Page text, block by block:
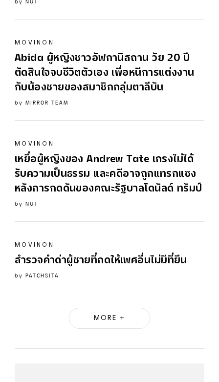
by NUT
MOVINON
Abida ผู้หญิงชาวอัฟกานิสถาน วัย 20 ปี
ตัดสินใจจบชีวิตตัวเอง เพื่อหนีการแต่งงาน
กับน้องชายของสมาชิกกลุ่มตาลีบัน
by MIRROR TEAM
MOVINON
เหยื่อผู้หญิงของ Andrew Tate เกรงไม่ได้
รับความเป็นธรรม และคดีอาจถูกแทรกแซง
หลังการกดดันของคณะรัฐบาลโดนัลด์ ทรัมป์
by NUT
MOVINON
สำรวจคำด่าผู้ชายที่กดให้เพศอื่นไม่มีที่ยืน
by PATCHSITA
MORE +